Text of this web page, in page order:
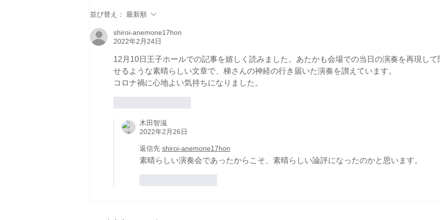
CD盤 梯剛之ピアノ・リサ
介されました。
並び替え： 最新順
shiroi-anemone17hon
2022年2月24日
12月10日王子ホールでの記事を嬉しく読みました。あたかも会場での当日の演奏を再現して
せるような素晴らしい文章で、梯さんの神経の行き届いた演奏を讃えています。
コロナ禍に心地よい気持ちになりました。
木田智滋
2022年2月26日
返信先 shiroi-anemone17hon
素晴らしい演奏会であったからこそ、素晴らしい論評になったのかと思います。